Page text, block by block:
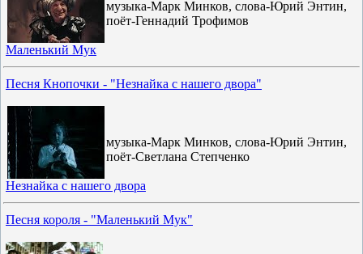
музыка-Марк Минков, слова-Юрий Энтин,
поёт-Геннадий Трофимов
Маленький Мук
Песня Кнопочки - "Незнайка с нашего двора"
музыка-Марк Минков, слова-Юрий Энтин,
поёт-Светлана Степченко
Незнайка с нашего двора
Песня короля - "Маленький Мук"